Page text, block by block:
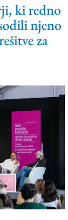
ki redno
njeno
za